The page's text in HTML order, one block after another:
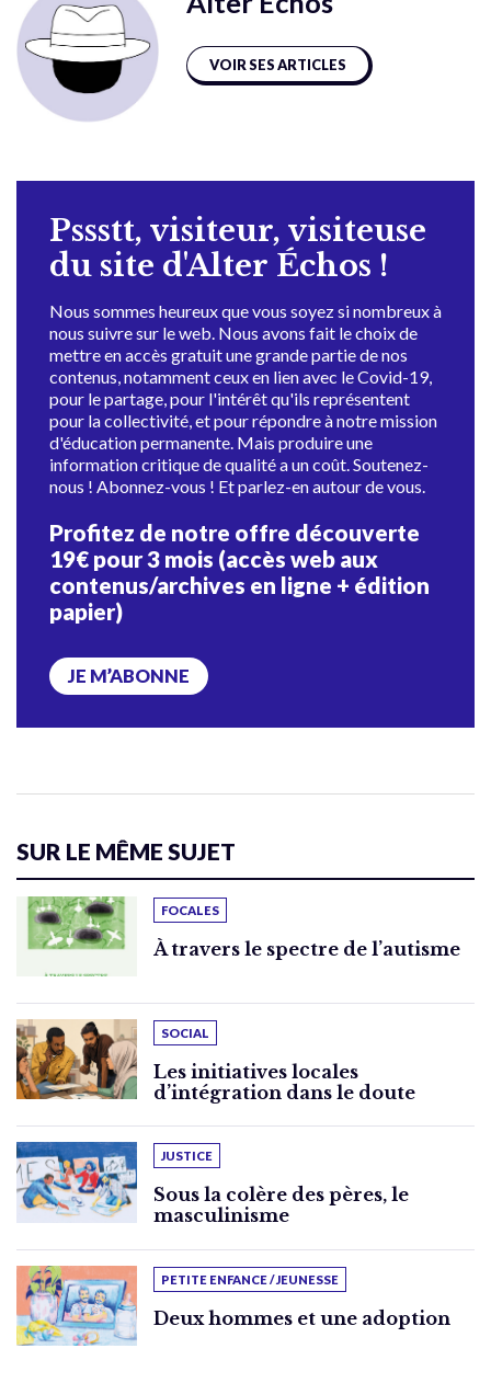
VOIR SES ARTICLES
Pssstt, visiteur, visiteuse
du site d'Alter Échos !
Nous sommes heureux que vous soyez si nombreux à
nous suivre sur le web. Nous avons fait le choix de
mettre en accès gratuit une grande partie de nos
contenus, notamment ceux en lien avec le Covid-19,
pour le partage, pour l'intérêt qu'ils représentent
pour la collectivité, et pour répondre à notre mission
d'éducation permanente. Mais produire une
information critique de qualité a un coût. Soutenez-
nous ! Abonnez-vous ! Et parlez-en autour de vous.
Profitez de notre offre découverte
19€ pour 3 mois (accès web aux
contenus/archives en ligne + édition
papier)
JE M’ABONNE
SUR LE MÊME SUJET
FOCALES
À travers le spectre de l’autisme
SOCIAL
Les initiatives locales
d’intégration dans le doute
JUSTICE
Sous la colère des pères, le
masculinisme
PETITE ENFANCE / JEUNESSE
Deux hommes et une adoption